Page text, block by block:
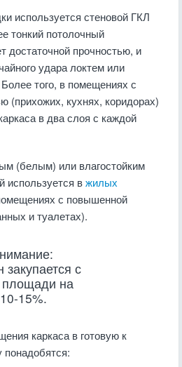
используется стеновой ГКЛ
тонкий потолочный
достаточной прочностью, и
удара локтем или
того, в помещениях с
(прихожих, кухнях, коридорах)
в два слоя с каждой
(белым) или влагостойким
используется вжилых
с повышенной
и туалетах).
закупается с
площади на
15%.
каркаса в готовую к
понадобятся: